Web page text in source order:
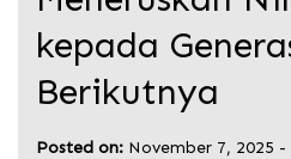
kepada
Berikutnya
Posted on: November 7, 2025 -